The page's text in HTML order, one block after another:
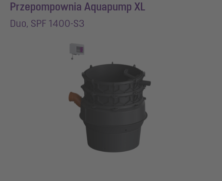
Przepompownia Aquapump XL
Duo, SPF 1400-S3